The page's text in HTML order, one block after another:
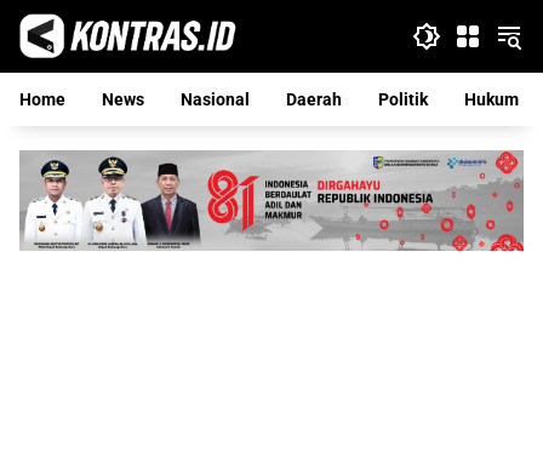
Langsung
konten
Home
News Nasional Daerah Politik Hukum